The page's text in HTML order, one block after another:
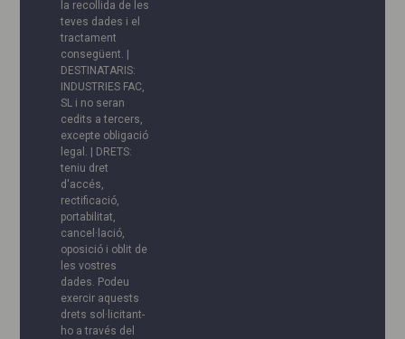
la recollida de les
teves dades i el
tractament
consegüent. |
DESTINATARIS:
INDUSTRIES FAC,
SL i no seran
cedits a tercers,
excepte obligació
legal. | DRETS:
teniu dret
d'accés,
rectificació,
portabilitat,
cancel·lació,
oposició i oblit de
les vostres
dades. Podeu
exercir aquests
drets sol·licitant-
ho a través del